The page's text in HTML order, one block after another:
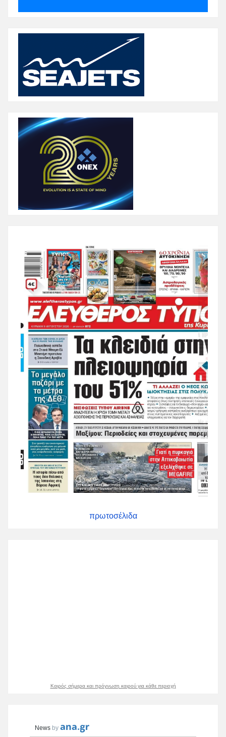
πρωτοσέλιδα
Καιρός σήμερα και πρόγνωση καιρού για κάθε περιοχή